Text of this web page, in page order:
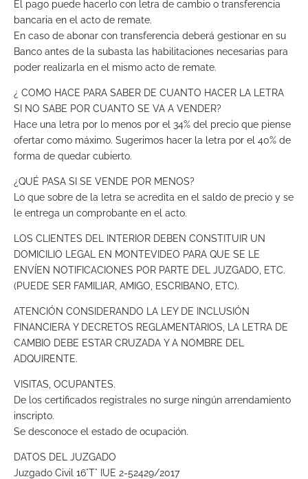
El pago puede hacerlo con letra de cambio o transferencia
bancaria en el acto de remate.
En caso de abonar con transferencia deberá gestionar en su
Banco antes de la subasta las habilitaciones necesarias para
poder realizarla en el mismo acto de remate.
¿ COMO HACE PARA SABER DE CUANTO HACER LA LETRA
SI NO SABE POR CUANTO SE VA A VENDER?
Hace una letra por lo menos por el 34% del precio que piense
ofertar como máximo. Sugerimos hacer la letra por el 40% de
forma de quedar cubierto.
¿QUÉ PASA SI SE VENDE POR MENOS?
Lo que sobre de la letra se acredita en el saldo de precio y se
le entrega un comprobante en el acto.
LOS CLIENTES DEL INTERIOR DEBEN CONSTITUIR UN
DOMICILIO LEGAL EN MONTEVIDEO PARA QUE SE LE
ENVÍEN NOTIFICACIONES POR PARTE DEL JUZGADO, ETC.
(PUEDE SER FAMILIAR, AMIGO, ESCRIBANO, ETC).
ATENCIÓN CONSIDERANDO LA LEY DE INCLUSIÓN
FINANCIERA Y DECRETOS REGLAMENTARIOS, LA LETRA DE
CAMBIO DEBE ESTAR CRUZADA Y A NOMBRE DEL
ADQUIRENTE.
VISITAS, OCUPANTES.
De los certificados registrales no surge ningún arrendamiento
inscripto.
Se desconoce el estado de ocupación.
DATOS DEL JUZGADO
Juzgado Civil 16°T° IUE 2-52429/2017